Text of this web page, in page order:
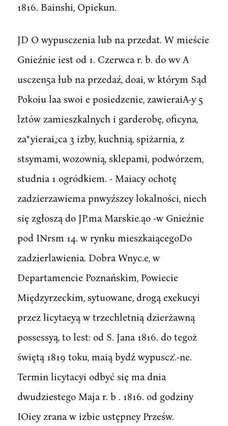
1816. Bainshi, Opiekun.
JD O wypusczenia lub na przedat. W mieście
Gnieźnie iest od 1. Czerwca r. b. do wv A
usczen5a łub na przedaź, doai, w którym Sąd
Pokoiu laa swoi e posiedzenie, zawieraiA-y 5
lztów zamieszkalnych i garderobę, oficyna,
za*yierai,;ca 3 izby, kuchnią, spiżarnia, z
stsymami, wozownią, sklepami, podwórzem,
studnia 1 ogródkiem. - Maiacy ochotę
zadzierzawiema pnwyźszey lokalności, niech
się zgłoszą do JP.ma Marskie.ąo -w Gnieźnie
pod INrsm 14. w rynku mieszkaiącegoDo
zadzierlawienia. Dobra Wnyc.e, w
Departamencie Poznańskim, Powiecie
Międzyrzeckim, sytuowane, drogą exekucyi
przez licytaeyą w trzechletnią dzierżawną
possessyą, to lest: od S. Jana 1816. do tegoż
świętą 1819 toku, maią bydź wypuscz'.-ne.
Termin licytacyi odbyć się ma dnia
dwudziestego Maja r. b . 1816. od godziny
IOiey zrana w izbie ustępney Prześw.